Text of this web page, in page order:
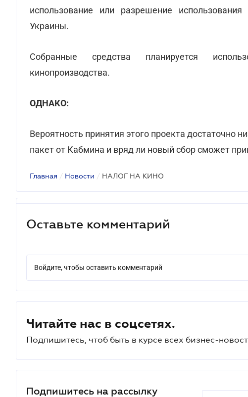
использование или разрешение
Украины.
Собранные средства планируется
кинопроизводства.
ОДНАКО:
Вероятность принятия этого проекта достаточно
пакет от Кабмина и вряд ли новый сбор сможет
Главная / Новости / НАЛОГ НА КИНО
Оставьте комментарий
Войдите, чтобы оставить комментарий
Читайте нас в соцсетях.
Подпишитесь, чтоб быть в курсе всех бизнес-
Подпишитесь на рассылку